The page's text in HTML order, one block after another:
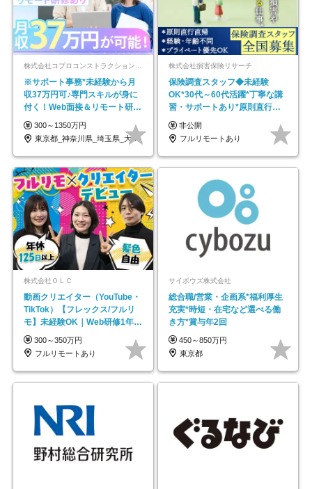
※サポート事務*未経験から月
収37万円可♪専門スキルが身に
付く！Web面接＆リモート研修
も充実♪/a
300～1350万円
東京都_神奈川県_埼玉県_大阪府_愛知県…
株式会社損害保険リサーチ
保険調査スタッフ◆未経験
OK*30代～60代活躍*丁寧な講
習・サポートあり*原則直行直
帰／全国募集・業務委託
非公開
フルリモートあり
株式会社ＯＬＣ
動画クリエイター（YouTube・
TikTok）【フレックス/フルリ
モ】未経験OK｜Web研修1年間
｜副業OK
300～350万円
フルリモートあり
サイボウズ株式会社
総合職/営業・企画系*福利厚生
充実*時短・在宅など選べる働
き方*賞与年2回
450～850万円
東京都